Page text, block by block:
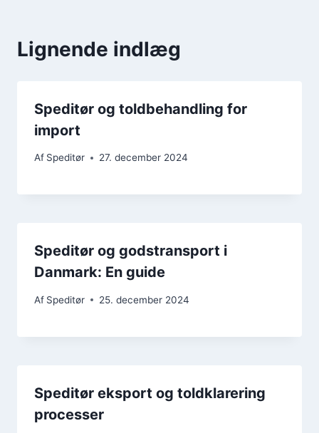
Lignende indlæg
Speditør og toldbehandling for
import
Af Speditør 27. december 2024
Speditør og godstransport i
Danmark: En guide
Af Speditør 25. december 2024
Speditør eksport og toldklarering
processer